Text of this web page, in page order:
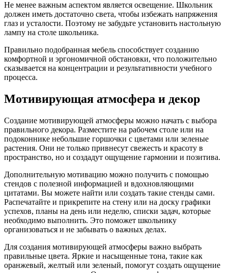
Не менее важным аспектом является освещение. Школьник
должен иметь достаточно света, чтобы избежать напряжения
глаз и усталости. Поэтому не забудьте установить настольную
лампу на столе школьника.
Правильно подобранная мебель способствует созданию
комфортной и эргономичной обстановки, что положительно
сказывается на концентрации и результативности учебного
процесса.
Мотивирующая атмосфера и декор
Создание мотивирующей атмосферы можно начать с выбора
правильного декора. Разместите на рабочем столе или на
подоконнике небольшие горшочки с цветами или зеленые
растения. Они не только привнесут свежесть и красоту в
пространство, но и создадут ощущение гармонии и позитива.
Дополнительную мотивацию можно получить с помощью
стендов с полезной информацией и вдохновляющими
цитатами. Вы можете найти или создать такие стенды сами.
Распечатайте и прикрепите на стену или на доску графики
успехов, планы на день или неделю, списки задач, которые
необходимо выполнить. Это поможет школьнику
организоваться и не забывать о важных делах.
Для создания мотивирующей атмосферы важно выбрать
правильные цвета. Яркие и насыщенные тона, такие как
оранжевый, желтый или зеленый, помогут создать ощущение